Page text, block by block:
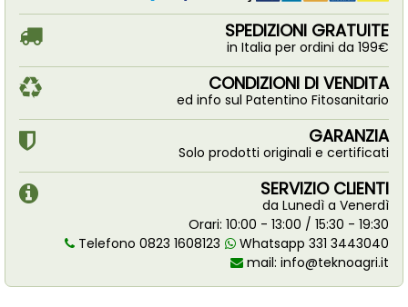
SPEDIZIONI GRATUITE
in Italia per ordini da 199€
CONDIZIONI DI VENDITA
ed info sul Patentino Fitosanitario
GARANZIA
Solo prodotti originali e certificati
SERVIZIO CLIENTI
da Lunedì a Venerdì
Orari: 10:00 - 13:00 / 15:30 - 19:30
Telefono 0823 1608123
Whatsapp 331 3443040
mail: info@teknoagri.it